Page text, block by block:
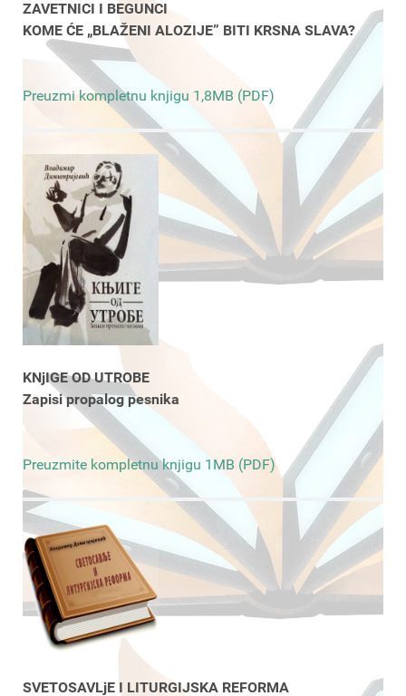
ZAVETNICI I BEGUNCI
KOME ĆE „BLAŽENI ALOZIJE” BITI KRSNA SLAVA?
Preuzmi kompletnu knjigu 1,8MB (PDF)
KNjIGE OD UTROBE
Zapisi propalog pesnika
Preuzmite kompletnu knjigu 1MB (PDF)
SVETOSAVLjE I LITURGIJSKA REFORMA